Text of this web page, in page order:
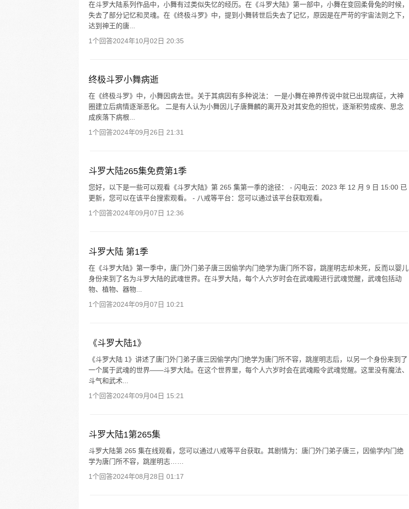
在斗罗大陆系列作品中，小舞有过类似失忆的经历。在《斗罗大陆》第一部中，小舞在变回柔骨兔的时候，
失去了部分记忆和灵魂。在《终极斗罗》中，提到小舞转世后失去了记忆，原因是在严苛的宇宙法则之下，
达到神王的唐...
1个回答2024年10月02日 20:35
终极斗罗小舞病逝
在《终极斗罗》中，小舞因病去世。关于其病因有多种说法： 一是小舞在神界传说中就已出现病征，大神
圈建立后病情逐渐恶化。 二是有人认为小舞因儿子唐舞麟的离开及对其安危的担忧，逐渐积劳成疾、思念
成疾落下病根...
1个回答2024年09月26日 21:31
斗罗大陆265集免费第1季
您好，以下是一些可以观看《斗罗大陆》第 265 集第一季的途径： - 闪电云：2023 年 12 月 9 日 15:00 已
更新，您可以在该平台搜索观看。 - 八戒等平台：您可以通过该平台获取观看。
1个回答2024年09月07日 12:36
斗罗大陆 第1季
在《斗罗大陆》第一季中，唐门外门弟子唐三因偷学内门绝学为唐门所不容，跳崖明志却未死，反而以婴儿
身份来到了名为斗罗大陆的武魂世界。在斗罗大陆，每个人六岁时会在武魂殿进行武魂觉醒，武魂包括动
物、植物、器物...
1个回答2024年09月07日 10:21
《斗罗大陆1》
《斗罗大陆 1》讲述了唐门外门弟子唐三因偷学内门绝学为唐门所不容，跳崖明志后，以另一个身份来到了
一个属于武魂的世界——斗罗大陆。在这个世界里，每个人六岁时会在武魂殿令武魂觉醒。这里没有魔法、
斗气和武术...
1个回答2024年09月04日 15:21
斗罗大陆1第265集
斗罗大陆第 265 集在线观看，您可以通过八戒等平台获取。其剧情为：唐门外门弟子唐三，因偷学内门绝
学为唐门所不容，跳崖明志……
1个回答2024年08月28日 01:17